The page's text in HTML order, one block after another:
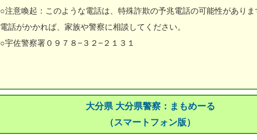
○注意喚起：このような電話は、特殊詐欺の予兆電話の可能性がありま
電話がかかれば、家族や警察に相談してください。
○宇佐警察署０９７８−３２−２１３１
大分県 大分県警察：まもめーる
（スマートフォン版）